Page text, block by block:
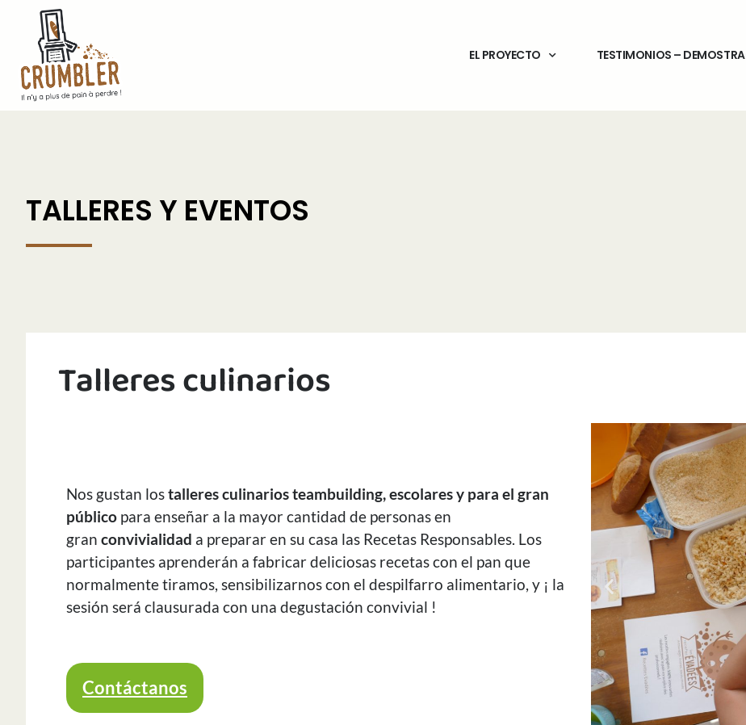
EL PROYECTO TESTIMONIOS –
TALLERES Y EVENTOS
Talleres culinarios
Nos gustan lostalleres culinarios teambuilding, escolares y para el gran
público para enseñar a la mayor cantidad de personas en
gran convivialidad a preparar en su casa las Recetas Responsables. Los
participantes aprenderán a fabricar deliciosas recetas con el pan que
normalmente tiramos, sensibilizarnos con el despilfarro alimentario, y ¡ la
sesión será clausurada con una degustación convivial !
Contáctanos